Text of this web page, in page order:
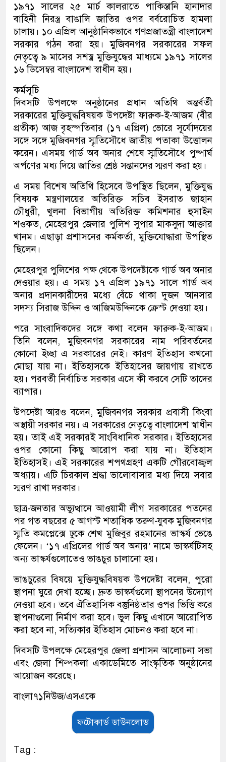
১৯৭১ সালের ২৫ মার্চ কালরাতে পাকিস্তানি হানাদার
বাহিনী নিরস্ত্র বাঙালি জাতির ওপর বর্বরোচিত হামলা
চালায়। ১০ এপ্রিল আনুষ্ঠানিকভাবে গণপ্রজাতন্ত্রী বাংলাদেশ
সরকার গঠন করা হয়। মুজিবনগর সরকারের সফল
নেতৃত্বে ৯ মাসের সশস্ত্র মুক্তিযুদ্ধের মাধ্যমে ১৯৭১ সালের
১৬ ডিসেম্বর বাংলাদেশ স্বাধীন হয়।
কর্মসূচি
দিবসটি উপলক্ষে অনুষ্ঠানের প্রধান অতিথি অন্তর্বর্তী
সরকারের মুক্তিযুদ্ধবিষয়ক উপদেষ্টা ফারুক-ই-আজম (বীর
প্রতীক) আজ বৃহস্পতিবার (১৭ এপ্রিল) ভোরে সূর্যোদয়ের
সঙ্গে সঙ্গে মুজিবনগর স্মৃতিসৌধে জাতীয় পতাকা উত্তোলন
করেন। এসময় গার্ড অব অনার শেষে স্মৃতিসৌধে পুষ্পার্ঘ
অর্পণের মধ্য দিয়ে জাতির শ্রেষ্ঠ সন্তানদের স্মরণ করা হয়।
এ সময় বিশেষ অতিথি হিসেবে উপস্থিত ছিলেন, মুক্তিযুদ্ধ
বিষয়ক মন্ত্রণালয়ের অতিরিক্ত সচিব ইসরাত জাহান
চৌধুরী, খুলনা বিভাগীয় অতিরিক্ত কমিশনার হুসাইন
শওকত, মেহেরপুর জেলার পুলিশ সুপার মাকসুদা আক্তার
খানম। এছাড়া প্রশাসনের কর্মকর্তা, মুক্তিযোদ্ধারা উপস্থিত
ছিলেন।
মেহেরপুর পুলিশের পক্ষ থেকে উপদেষ্টাকে গার্ড অব অনার
দেওয়ার হয়। এ সময় ১৭ এপ্রিল ১৯৭১ সালে গার্ড অব
অনার প্রদানকারীদের মধ্যে বেঁচে থাকা দুজন আনসার
সদস্য সিরাজ উদ্দিন ও আজিমউদ্দিনকে ক্রেস্ট দেওয়া হয়।
পরে সাংবাদিকদের সঙ্গে কথা বলেন ফারুক-ই-আজম।
তিনি বলেন, মুজিবনগর সরকারের নাম পরিবর্তনের
কোনো ইচ্ছা এ সরকারের নেই। কারণ ইতিহাস কখনো
মোছা যায় না। ইতিহাসকে ইতিহাসের জায়গায় রাখতে
হয়। পরবর্তী নির্বাচিত সরকার এসে কী করবে সেটি তাদের
ব্যাপার।
উপদেষ্টা আরও বলেন, মুজিবনগর সরকার প্রবাসী কিংবা
অস্থায়ী সরকার নয়। এ সরকারের নেতৃত্বে বাংলাদেশ স্বাধীন
হয়। তাই এই সরকারই সাংবিধানিক সরকার। ইতিহাসের
ওপর কোনো কিছু আরোপ করা যায় না। ইতিহাস
ইতিহাসই। এই সরকারের শপথগ্রহণ একটি গৌরবোজ্জ্বল
অধ্যায়। এটি চিরকাল শ্রদ্ধা ভালোবাসার মধ্য দিয়ে সবার
স্মরণ রাখা দরকার।
ছাত্র-জনতার অভ্যুত্থানে আওয়ামী লীগ সরকারের পতনের
পর গত বছরের ৫ আগস্ট শতাধিক তরুণ-যুবক মুজিবনগর
স্মৃতি কমপ্লেক্সে ঢুকে শেখ মুজিবুর রহমানের ভাস্কর্য ভেঙে
ফেলেন। ‘১৭ এপ্রিলের গার্ড অব অনার’ নামে ভাস্কর্যটিসহ
অন্য ভাস্কর্যগুলোতেও ভাঙচুর চালানো হয়।
ভাঙচুরের বিষয়ে মুক্তিযুদ্ধবিষয়ক উপদেষ্টা বলেন, পুরো
স্থাপনা ঘুরে দেখা হচ্ছে। দ্রুত ভাস্কর্যগুলো স্থাপনের উদ্যোগ
নেওয়া হবে। তবে ঐতিহাসিক বস্তুনিষ্ঠতার ওপর ভিত্তি করে
স্থাপনাগুলো নির্মাণ করা হবে। ভুল কিছু এখানে আরোপিত
করা হবে না, সত্যিকার ইতিহাস মোচনও করা হবে না।
দিবসটি উপলক্ষে মেহেরপুর জেলা প্রশাসন আলোচনা সভা
এবং জেলা শিল্পকলা একাডেমিতে সাংস্কৃতিক অনুষ্ঠানের
আয়োজন করেছে।
বাংলা৭১নিউজ/এসএকে
ফটোকার্ড ডাউনলোড
Tag :